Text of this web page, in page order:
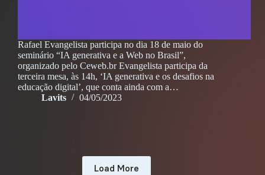
Rafael Evangelista participa no dia 18 de maio do
seminário “IA generativa e a Web no Brasil”,
organizado pelo Ceweb.br Evangelista participa da
terceira mesa, às 14h, ‘IA generativa e os desafios na
educação digital’, que conta ainda com a…
Lavits
04/05/2023
Load More